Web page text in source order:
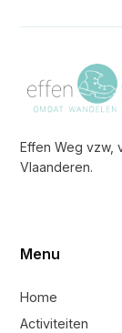
Effen Weg vzw,
Vlaanderen.
Menu
Home
Activiteiten